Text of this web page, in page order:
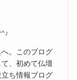
。このブログ
、初めて仏壇
ち情報ブログ